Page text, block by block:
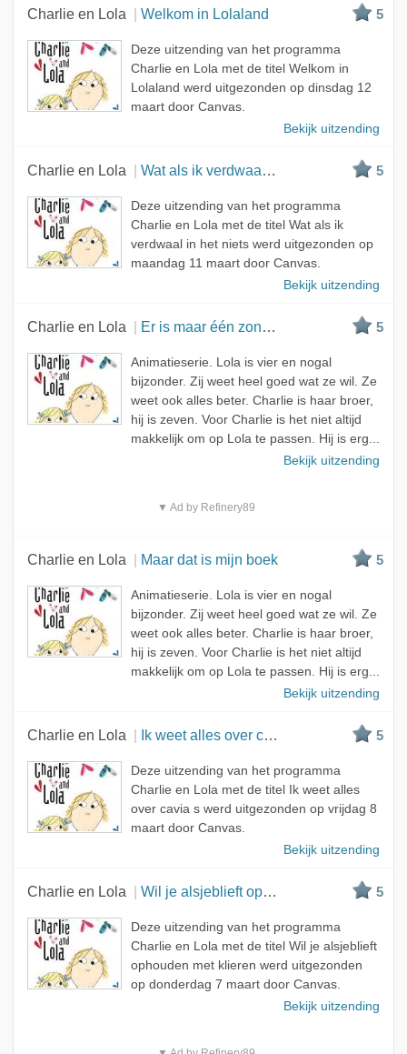
Charlie en Lola Welkom in Lolaland 5
Deze uitzending van het programma
Charlie en Lola met de titel Welkom in
Lolaland werd uitgezonden op dinsdag 12
maart door Canvas.
Bekijk uitzending
Charlie en Lola Wat als ik verdwaal in het niets 5
Deze uitzending van het programma
Charlie en Lola met de titel Wat als ik
verdwaal in het niets werd uitgezonden op
maandag 11 maart door Canvas.
Bekijk uitzending
Charlie en Lola Er is maar één zon en dat ben ik 5
Animatieserie. Lola is vier en nogal
bijzonder. Zij weet heel goed wat ze wil. Ze
weet ook alles beter. Charlie is haar broer,
hij is zeven. Voor Charlie is het niet altijd
makkelijk om op Lola te passen. Hij is erg...
Bekijk uitzending
▼ Ad by Refinery89
Charlie en Lola Maar dat is mijn boek 5
Animatieserie. Lola is vier en nogal
bijzonder. Zij weet heel goed wat ze wil. Ze
weet ook alles beter. Charlie is haar broer,
hij is zeven. Voor Charlie is het niet altijd
makkelijk om op Lola te passen. Hij is erg...
Bekijk uitzending
Charlie en Lola Ik weet alles over cavia's 5
Deze uitzending van het programma
Charlie en Lola met de titel Ik weet alles
over cavia s werd uitgezonden op vrijdag 8
maart door Canvas.
Bekijk uitzending
Charlie en Lola Wil je alsjeblieft ophouden met klieren 5
Deze uitzending van het programma
Charlie en Lola met de titel Wil je alsjeblieft
ophouden met klieren werd uitgezonden
op donderdag 7 maart door Canvas.
Bekijk uitzending